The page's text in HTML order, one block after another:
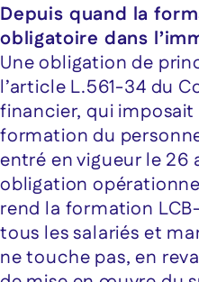
Depuis quand la
obligatoire dans
Une obligation de
l’article L.561-34 du
financier, qui imposait
formation du
entré en vigueur le 26
obligation
rend la formation
tous les salariés et
ne touche pas, en